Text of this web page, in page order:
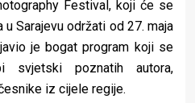
Festival, koji će se
Sarajevu održati od 27. maja
je bogat program koji se
poznatih autora,
iz cijele regije.